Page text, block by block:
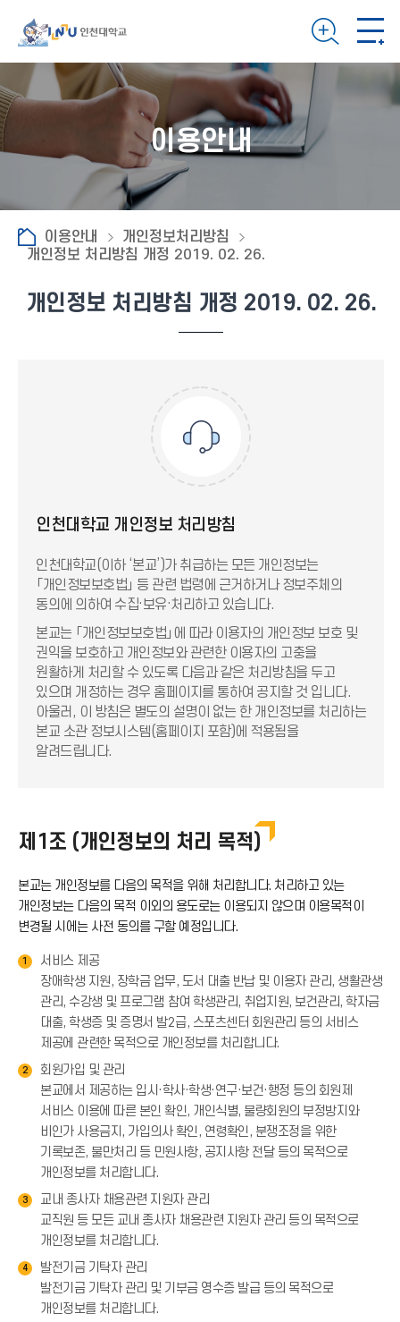
이용안내
이용안내
개인정보처리방침
개인정보 처리방침 개정 2019. 02. 26.
개인정보 처리방침 개정 2019. 02. 26.
인천대학교 개인정보 처리방침
인천대학교(이하 ‘본교’)가 취급하는 모든 개인정보는
「개인정보보호법」 등 관련 법령에 근거하거나 정보주체의
동의에 의하여 수집·보유·처리하고 있습니다.
본교는 「개인정보보호법」에 따라 이용자의 개인정보 보호 및
권익을 보호하고 개인정보와 관련한 이용자의 고충을
원활하게 처리할 수 있도록 다음과 같은 처리방침을 두고
있으며 개정하는 경우 홈페이지를 통하여 공지할 것 입니다.
아울러, 이 방침은 별도의 설명이 없는 한 개인정보를 처리하는
본교 소관 정보시스템(홈페이지 포함)에 적용됨을
알려드립니다.
제1조 (개인정보의 처리 목적)
본교는 개인정보를 다음의 목적을 위해 처리합니다. 처리하고 있는
개인정보는 다음의 목적 이외의 용도로는 이용되지 않으며 이용목적이
변경될 시에는 사전 동의를 구할 예정입니다.
1
서비스 제공
장애학생 지원, 장학금 업무, 도서 대출 반납 및 이용자 관리, 생활관생
관리, 수강생 및 프로그램 참여 학생관리, 취업지원, 보건관리, 학자금
대출, 학생증 및 증명서 발2급, 스포츠센터 회원관리 등의 서비스
제공에 관련한 목적으로 개인정보를 처리합니다.
2
회원가입 및 관리
본교에서 제공하는 입시·학사·학생·연구·보건·행정 등의 회원제
서비스 이용에 따른 본인 확인, 개인식별, 불량회원의 부정방지와
비인가 사용금지, 가입의사 확인, 연령확인, 분쟁조정을 위한
기록보존, 불만처리 등 민원사항, 공지사항 전달 등의 목적으로
개인정보를 처리합니다.
3
교내 종사자 채용관련 지원자 관리
교직원 등 모든 교내 종사자 채용관련 지원자 관리 등의 목적으로
개인정보를 처리합니다.
4
발전기금 기탁자 관리
발전기금 기탁자 관리 및 기부금 영수증 발급 등의 목적으로
개인정보를 처리합니다.